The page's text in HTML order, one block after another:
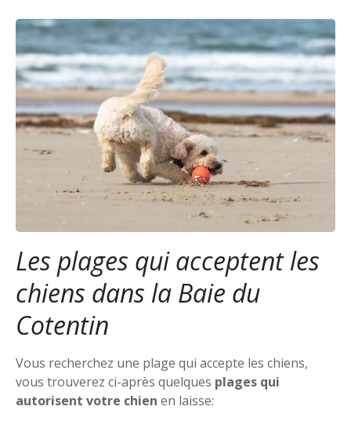
Les plages qui acceptent les
chiens dans la Baie du
Cotentin
Vous recherchez une plage qui accepte les chiens,
vous trouverez ci-après quelques plages qui
autorisent votre chien en laisse: